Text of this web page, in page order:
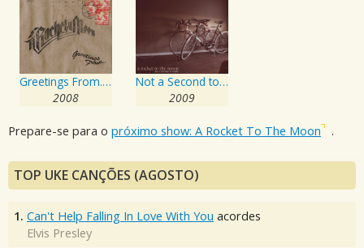
Greetings From... EP
2008
Not a Second to Waste
2009
Prepare-se para o próximo show: A Rocket To The Moon .
TOP UKE CANÇÕES (AGOSTO)
1. Can't Help Falling In Love With You acordes
Elvis Presley